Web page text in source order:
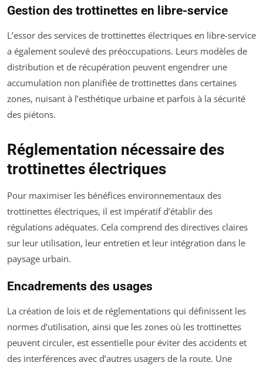
Gestion des trottinettes en libre-service
L’essor des services de trottinettes électriques en libre-service
a également soulevé des préoccupations. Leurs modèles de
distribution et de récupération peuvent engendrer une
accumulation non planifiée de trottinettes dans certaines
zones, nuisant à l’esthétique urbaine et parfois à la sécurité
des piétons.
Réglementation nécessaire des
trottinettes électriques
Pour maximiser les bénéfices environnementaux des
trottinettes électriques, il est impératif d’établir des
régulations adéquates. Cela comprend des directives claires
sur leur utilisation, leur entretien et leur intégration dans le
paysage urbain.
Encadrements des usages
La création de lois et de réglementations qui définissent les
normes d’utilisation, ainsi que les zones où les trottinettes
peuvent circuler, est essentielle pour éviter des accidents et
des interférences avec d’autres usagers de la route. Une